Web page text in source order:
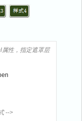
属性，指定遮罩层
-->